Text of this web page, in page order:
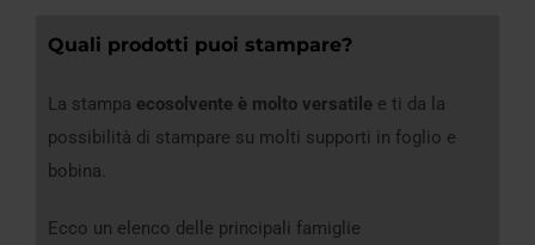
Quali prodotti puoi stampare?
La stampa ecosolvente è molto versatile e ti da la
possibilità di stampare su molti supporti in foglio e
bobina.
Ecco un elenco delle principali famiglie